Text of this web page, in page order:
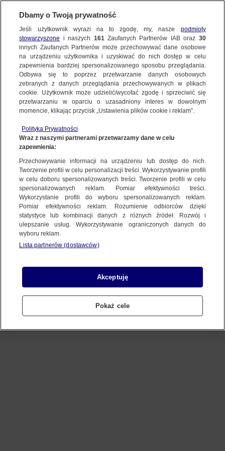
Oops!
Something went wrong. Please try
refreshing the app
Dbamy o Twoją prywatność
Jeśli użytkownik wyrazi na to zgodę, my, nasze podmioty
stowarzyszone i naszych 161Zaufanych Partnerów IAB oraz 30
innych Zaufanych Partnerów może przechowywać dane osobowe
na urządzeniu użytkownika i uzyskiwać do nich dostęp w celu
zapewnienia bardziej spersonalizowanego sposobu przeglądania.
Odbywa się to poprzez przetwarzanie danych osobowych
zebranych z danych przeglądania przechowywanych w plikach
cookie. Użytkownik może udzielić/wycofać zgodę i sprzeciwić się
przetwarzaniu w oparciu o uzasadniony interes w dowolnym
momencie, klikając przycisk „Ustawienia plików cookie i reklam”.
Polityka Prywatności
Wraz z naszymi partnerami przetwarzamy dane w celu
zapewnienia:
Przechowywanie informacji na urządzeniu lub dostęp do nich.
Tworzenie profili w celu personalizacji treści. Wykorzystywanie profili
w celu doboru spersonalizowanych treści. Tworzenie profili w celu
spersonalizowanych reklam. Pomiar efektywności treści.
Wykorzystanie profili do wyboru spersonalizowanych reklam.
Pomiar efektywności reklam. Rozumienie odbiorców dzięki
statystyce lub kombinacji danych z różnych źródeł. Rozwój i
ulepszanie usług. Wykorzystywanie ograniczonych danych do
wyboru reklam.
Lista partnerów (dostawców)
Akceptuję
Pokaż cele